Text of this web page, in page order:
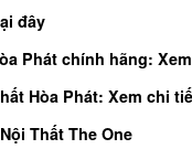
đây
Phát chính hãng:
Hòa Phát: Xem chi
Nội Thất The One